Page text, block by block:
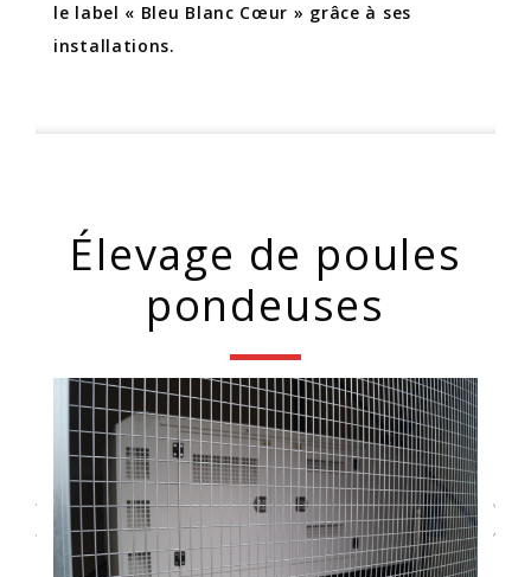
le label « Bleu Blanc Cœur » grâce à ses
installations.
Élevage de poules
pondeuses